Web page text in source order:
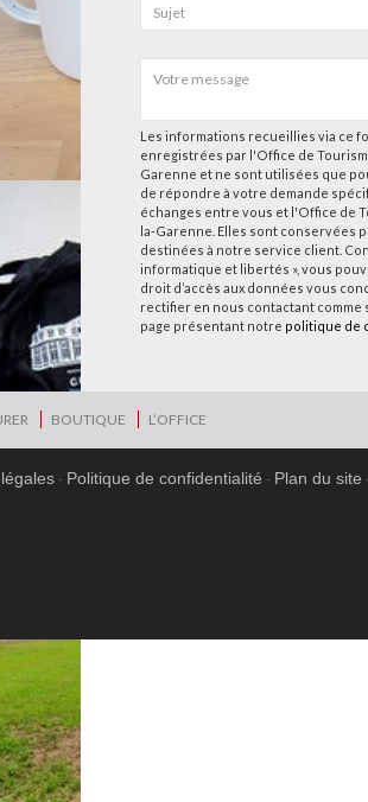
Les informations recueillies via ce
enregistrées par l'Office de
Garenne et ne sont utilisées que
de répondre à votre demande
échanges entre vous et l'Office de
la-Garenne. Elles sont conservées
destinées à notre service client.
informatique et libertés », vous
droit d’accès aux données vous
rectifier en nous contactant comme
page présentant notre politique de
BOUTIQUE L’OFFICE
Politique de confidentialité Plan du site